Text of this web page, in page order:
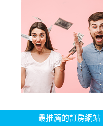
最推薦的訂房網站